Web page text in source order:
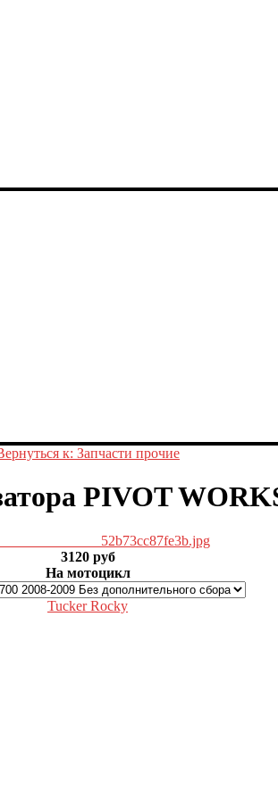
к: Запчасти прочие
PIVOT
3120 руб
На мотоцикл
Tucker Rocky